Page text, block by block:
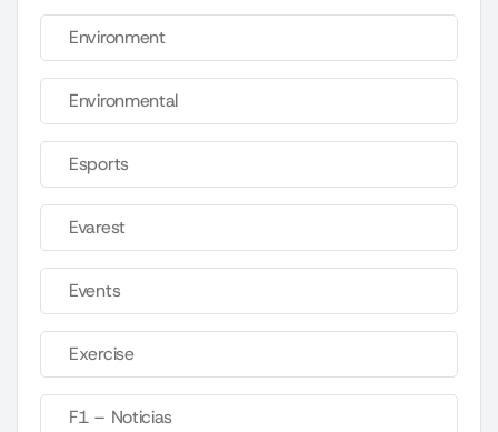
Environment
Environmental
Esports
Evarest
Events
Exercise
F1 – Noticias